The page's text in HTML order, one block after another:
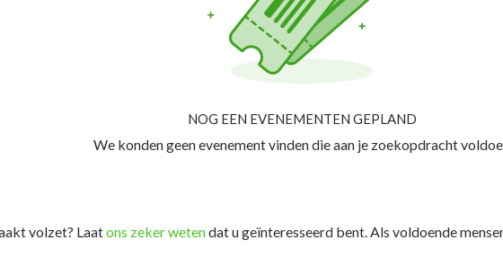
NOG EEN EVENEMENTEN GEPLAND
We konden geen evenement vinden die aan je zoekopdracht
volzet? Laatons zeker wetendat u geïnteresseerd bent. Als voldoende